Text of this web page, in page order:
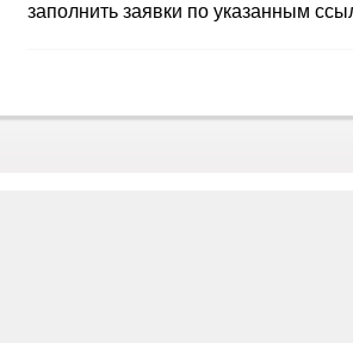
заполнить заявки по указанным